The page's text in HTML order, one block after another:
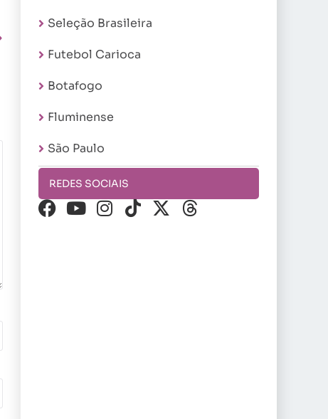
Seleção Brasileira
Futebol Carioca
Botafogo
Fluminense
São Paulo
REDES SOCIAIS